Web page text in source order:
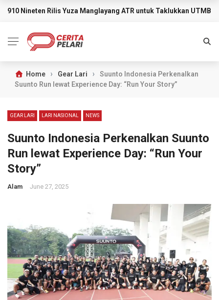
BREAKING NEWS
910 Nineten Rilis Yuza Manglayang ATR untuk Taklukkan UTMB
Home › Gear Lari ›
Suunto Indonesia Perkenalkan
Suunto Run lewat Experience Day: “Run Your Story”
GEAR LARI LARI NASIONAL NEWS
Suunto Indonesia Perkenalkan Suunto
Run lewat Experience Day: “Run Your
Story”
Alam June 27, 2025